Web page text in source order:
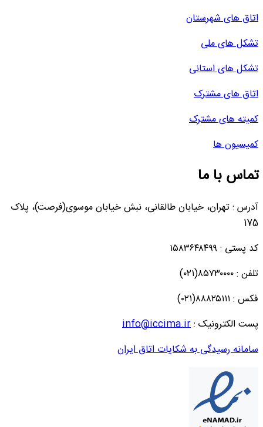
اتاق های شهرستان
تشکل های ملی
تشکل های استانی
اتاق های مشترک
کمیته های مشترک
کمیسیون ها
تماس با ما
آدرس : تهران، خیابان طالقانی، نبش خیابان موسوی(فرصت)، پلاک
175
کد پستی : ۱۵۸۳۶۴۸۴۹۹
تلفن : ۸۵۷۳۰۰۰۰(۰۲۱)
فکس : ۸۸۸۲۵۱۱۱(۰۲۱)
پست الکترونیک :info@iccima.ir
سامانه رسیدگی به شکایات اتاق ایران